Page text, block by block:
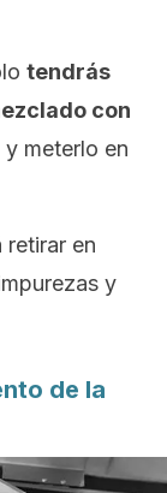
tendrás
con
y meterlo en
retirar en
y
de la